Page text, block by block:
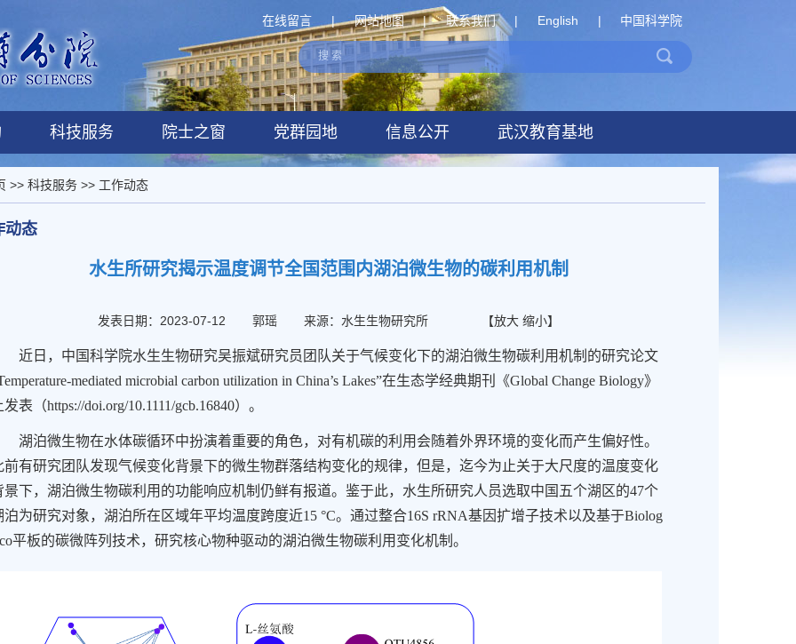
中国科学院
|
English
|
联系我们
|
网站地图
|
在线留言
科技服务 院士之窗 党群园地 信息公开 武汉教育基地
>> 科技服务>> 工作动态
动态
水生所研究揭示温度调节全国范围内湖泊微生物的碳利用机制
发表日期：2023-07-12 郭瑶 来源：水生生物研究所 【放大 缩小】
近日，中国科学院水生生物研究吴振斌研究员团队关于气候变化下的湖泊微生物碳利用机制的研究论文
mediated microbial carbon utilization in China’s Lakes”在生态学经典期刊《Global Change Biology》
发表（https://doi.org/10.1111/gcb.16840）。
湖泊微生物在水体碳循环中扮演着重要的角色，对有机碳的利用会随着外界环境的变化而产生偏好性。
前有研究团队发现气候变化背景下的微生物群落结构变化的规律，但是，迄今为止关于大尺度的温度变化
景下，湖泊微生物碳利用的功能响应机制仍鲜有报道。鉴于此，水生所研究人员选取中国五个湖区的47个
泊为研究对象，湖泊所在区域年平均温度跨度近15 °C。通过整合16S rRNA基因扩增子技术以及基于Biolog
平板的碳微阵列技术，研究核心物种驱动的湖泊微生物碳利用变化机制。